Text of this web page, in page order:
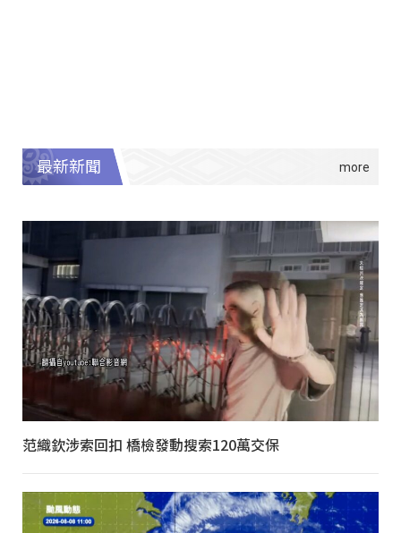
最新新聞
范織欽涉索回扣 橋檢發動搜索120萬交保